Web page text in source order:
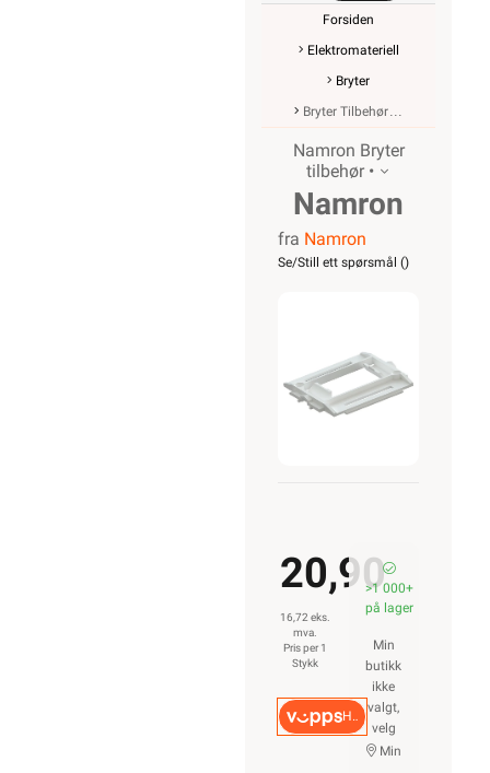
Forsiden
Elektromateriell
Bryter
Bryter Tilbehør
Namron Bryter
tilbehør •
Namron
festeramme
fra Namron
Se/Still ett spørsmål ()
20,90
16,72 eks.
mva.
Pris per 1
Stykk
Hurtigkasse
>1 000+
på lager
Min
butikk
ikke
valgt,
velg
Min